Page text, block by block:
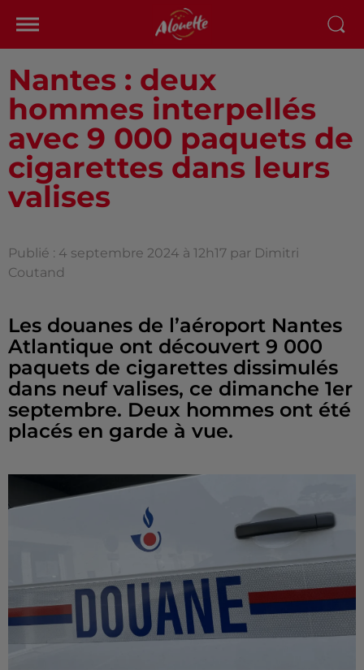
Nantes : deux
hommes interpellés
avec 9 000 paquets de
cigarettes dans leurs
valises
Publié : 4 septembre 2024 à 12h17 par Dimitri
Coutand
Les douanes de l’aéroport Nantes
Atlantique ont découvert 9 000
paquets de cigarettes dissimulés
dans neuf valises, ce dimanche 1er
septembre. Deux hommes ont été
placés en garde à vue.